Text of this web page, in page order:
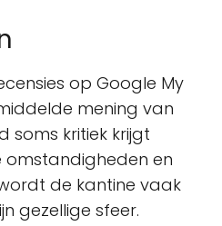
op Google My
mening van
soms kritiek krijgt
en
de kantine vaak
gezellige sfeer.